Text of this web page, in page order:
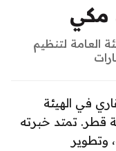
مكي
العامة لتنظيم
في الهيئة
قطر. تمتد خبرته
وتطوير